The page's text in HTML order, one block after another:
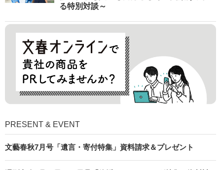
る特別対談～
PRESENT & EVENT
文藝春秋7月号「遺言・寄付特集」資料請求＆プレゼント